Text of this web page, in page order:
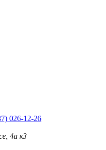
026-12-26
4а к3